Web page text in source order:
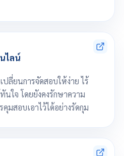
ลา
ไลน์
ลี่ยนการจัดสอบให้ง่าย ไร้
ใจ โดยยังคงรักษาความ
มสอบเอาไว้ได้อย่างรัดกุม
ธิภาพ